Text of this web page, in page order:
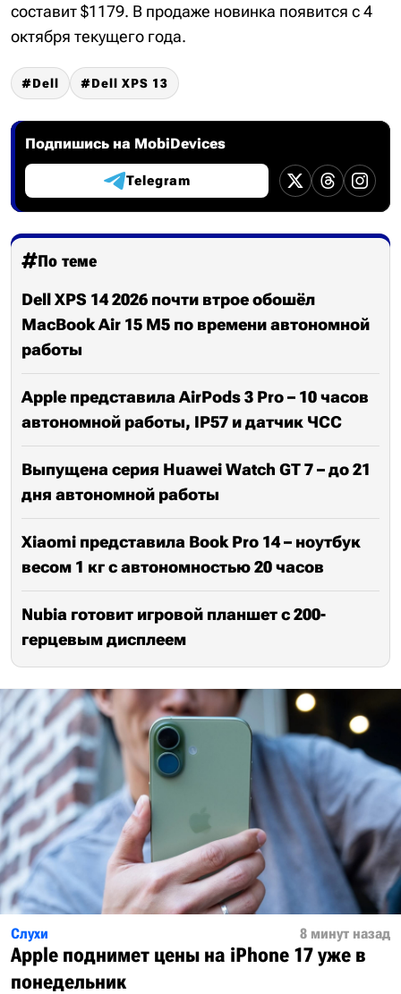
составит $1179. В продаже новинка появится с 4
октября текущего года.
Dell Dell XPS 13
Подпишись на MobiDevices
Telegram
По теме
Dell XPS 14 2026 почти втрое обошёл
MacBook Air 15 M5 по времени автономной
работы
Apple представила AirPods 3 Pro – 10 часов
автономной работы, IP57 и датчик ЧСС
Выпущена серия Huawei Watch GT 7 – до 21
дня автономной работы
Xiaomi представила Book Pro 14 – ноутбук
весом 1 кг с автономностью 20 часов
Nubia готовит игровой планшет с 200-
герцевым дисплеем
Слухи 8 минут назад
Apple поднимет цены на iPhone 17 уже в
понедельник